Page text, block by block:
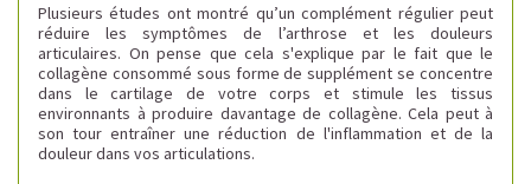
Plusieurs études ont montré qu’un complément régulier peut
réduire les symptômes de l’arthrose et les douleurs
articulaires. On pense que cela s'explique par le fait que le
collagène consommé sous forme de supplément se concentre
dans le cartilage de votre corps et stimule les tissus
environnants à produire davantage de collagène. Cela peut à
son tour entraîner une réduction de l'inflammation et de la
douleur dans vos articulations.